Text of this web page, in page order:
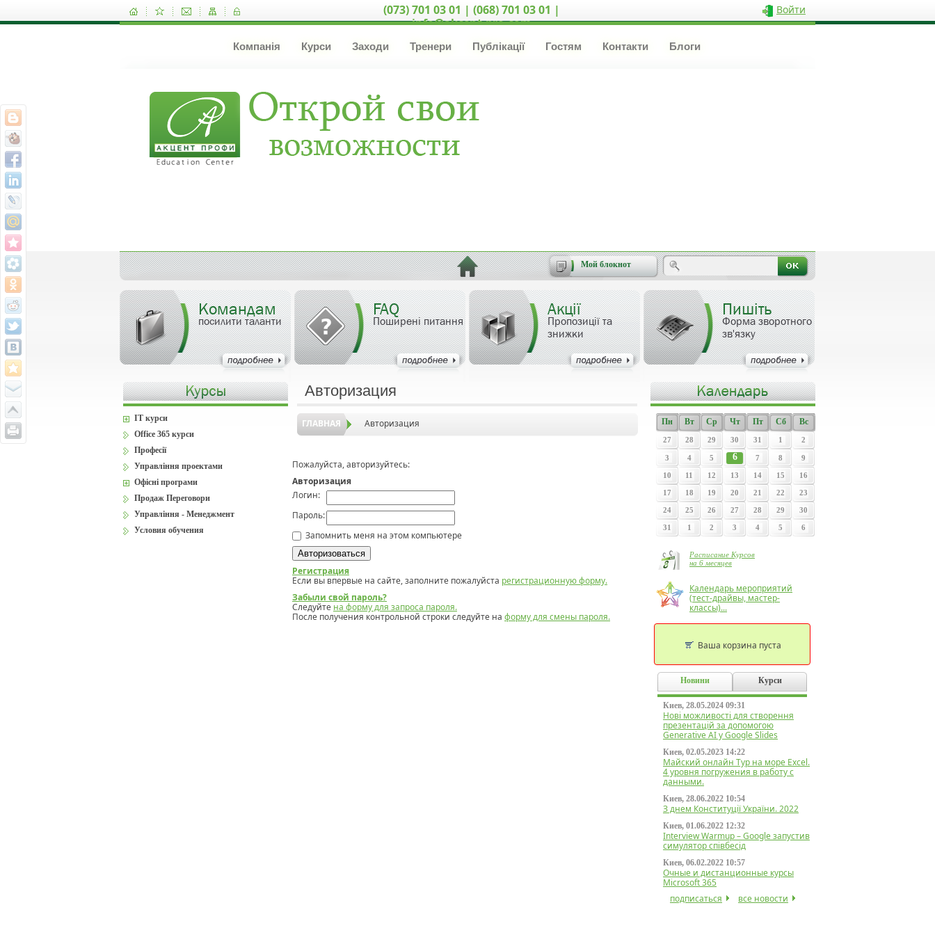
(073) 701 03 01 | (068) 701 03 01 |
info@akcent-pro.com
Войти
Компанія Курси Заходи Тренери Публікації Гостям Контакти Блоги
Мой блокнот
Командам
посилити таланти
FAQ
Поширені питання
Акції
Пропозиції та
знижки
Пишіть
Форма зворотного
зв'язку
Авторизация
ГЛАВНАЯ Авторизация
Пожалуйста, авторизуйтесь:
Авторизация
Логин:
Пароль:
Запомнить меня на этом компьютере
Регистрация
Если вы впервые на сайте, заполните пожалуйста регистрационную форму.
Забыли свой пароль?
Следуйте на форму для запроса пароля.
После получения контрольной строки следуйте на форму для смены пароля.
IT курси
Office 365 курси
Професії
Управління проектами
Офісні програми
Продаж Переговори
Управління - Менеджмент
Условия обучения
Пн Вт Ср Чт Пт Сб Вс
27 28 29 30 31 1 2
3 4 5 6 7 8 9
10 11 12 13 14 15 16
17 18 19 20 21 22 23
24 25 26 27 28 29 30
31 1 2 3 4 5 6
Расписание Курсов
на 6 месяцев
Календарь мероприятий
(тест-драйвы, мастер-
классы)...
Ваша корзина пуста
Новини Курси
Киев, 28.05.2024 09:31
Нові можливості для створення
презентацій за допомогою
Generative AI у Google Slides
Киев, 02.05.2023 14:22
Майский онлайн Тур на море Excel.
4 уровня погружения в работу с
данными.
Киев, 28.06.2022 10:54
З днем Конституції України. 2022
Киев, 01.06.2022 12:32
Interview Warmup – Google запустив
симулятор співбесід
Киев, 06.02.2022 10:57
Очные и дистанционные курсы
Microsoft 365
подписаться
все новости